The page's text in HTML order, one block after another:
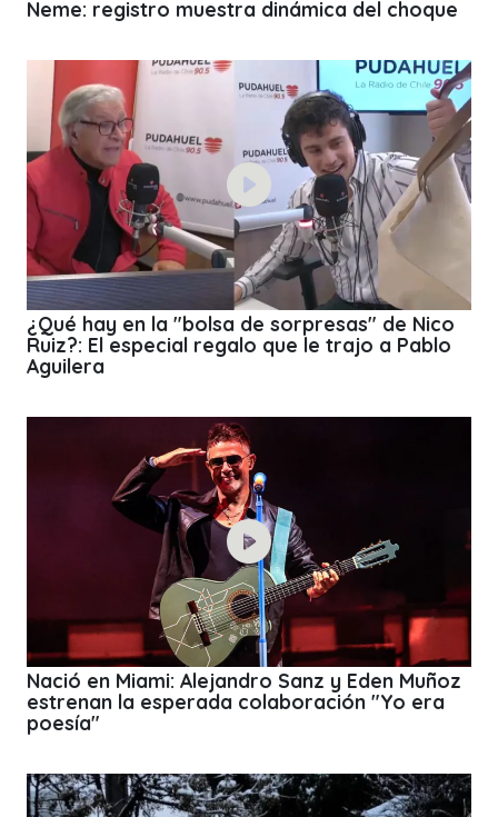
Neme: registro muestra dinámica del choque
¿Qué hay en la "bolsa de sorpresas" de Nico
Ruiz?: El especial regalo que le trajo a Pablo
Aguilera
Nació en Miami: Alejandro Sanz y Eden Muñoz
estrenan la esperada colaboración "Yo era
poesía"